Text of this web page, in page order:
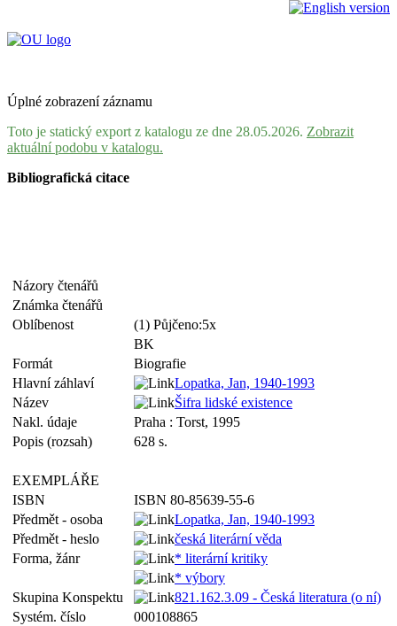
Úplné zobrazení záznamu
Toto je statický export z katalogu ze dne 28.05.2026. Zobrazit
aktuální podobu v katalogu.
Bibliografická citace
Názory čtenářů
Známka čtenářů
Oblíbenost
(1) Půjčeno:5x
BK
Formát
Biografie
Hlavní záhlaví
Lopatka, Jan, 1940-1993
Název
Šifra lidské existence
Nakl. údaje
Praha : Torst, 1995
Popis (rozsah)
628 s.
EXEMPLÁŘE
ISBN
ISBN 80-85639-55-6
Předmět - osoba
Lopatka, Jan, 1940-1993
Předmět - heslo
česká literární věda
Forma, žánr
* literární kritiky
* výbory
Skupina Konspektu
821.162.3.09 - Česká literatura (o ní)
Systém. číslo
000108865